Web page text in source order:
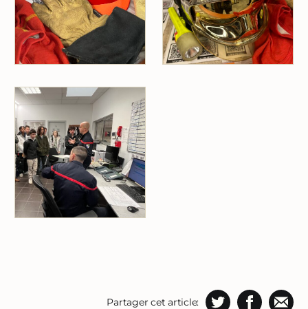
Partager cet article: